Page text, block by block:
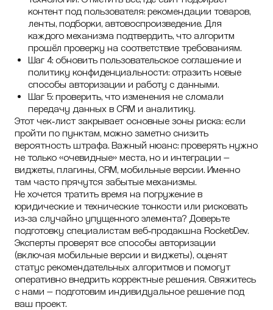
контент под пользователя: рекомендации товаров,
ленты, подборки, автовоспроизведение. Для
каждого механизма подтвердить, что алгоритм
прошёл проверку на соответствие требованиям.
Шаг 4: обновить пользовательское соглашение и
политику конфиденциальности: отразить новые
способы авторизации и работу с данными.
Шаг 5: проверить, что изменения не сломали
передачу данных в CRM и аналитику.
Этот чек‑лист закрывает основные зоны риска: если
пройти по пунктам, можно заметно снизить
вероятность штрафа. Важный нюанс: проверять нужно
не только «очевидные» места, но и интеграции —
виджеты, плагины, CRM, мобильные версии. Именно
там часто прячутся забытые механизмы.
Не хочется тратить время на погружение в
юридические и технические тонкости или рисковать
из‑за случайно упущенного элемента? Доверьте
подготовку специалистам веб‑продакшна RocketDev.
Эксперты проверят все способы авторизации
(включая мобильные версии и виджеты), оценят
статус рекомендательных алгоритмов и помогут
оперативно внедрить корректные решения. Свяжитесь
с нами — подготовим индивидуальное решение под
ваш проект.